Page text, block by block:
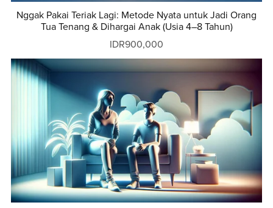
Nggak Pakai Teriak Lagi: Metode Nyata untuk Jadi Orang
Tua Tenang & Dihargai Anak (Usia 4–8 Tahun)
IDR900,000